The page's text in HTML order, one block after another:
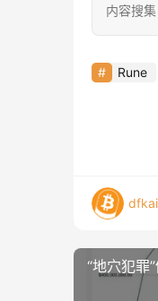
内容搜
Rune
dfkai
“地穴犯罪